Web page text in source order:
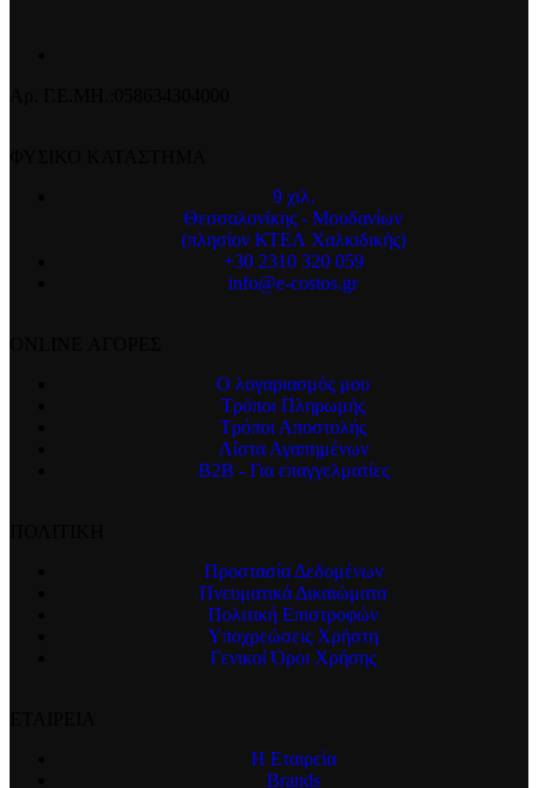
9 χιλ.
Θεσσαλονίκης - Μουδανίων
(πλησίον ΚΤΕΛ Χαλκιδικής)
+30 2310 320 059
info@e-costos.gr
Ο λογαριασμός μου
Τρόποι Πληρωμής
Τρόποι Αποστολής
Λίστα Αγαπημένων
B2B - Για επαγγελματίες
Προστασία Δεδομένων
Πνευματικά Δικαιώματα
Πολιτική Επιστροφών
Υποχρεώσεις Χρήστη
Γενικοί Όροι Χρήσης
Η Εταιρεία
Brands